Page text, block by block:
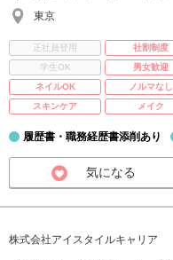
東京
正社員登用 社割制度
学生OK
男女歓迎
ネイルOK
ノルマなし
スキンケア
メイク
履歴書・職務経歴書添削あり
気になる
株式会社アイスタイルキャリア